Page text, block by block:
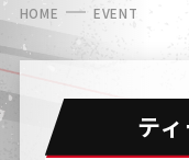
HOME EVENT
テ